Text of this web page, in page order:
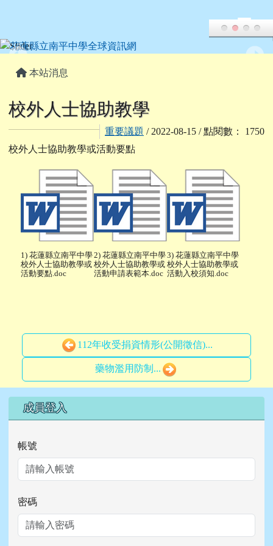
本站消息
校外人士協助教學
重要議題 / 2022-08-15 / 點閱數： 1750
校外人士協助教學或活動要點
1) 花蓮縣立南平中學
校外人士協助教學或
活動要點.doc
2) 花蓮縣立南平中學
校外人士協助教學或
活動申請表範本.doc
3) 花蓮縣立南平中學
校外人士協助教學或
活動入校須知.doc
112年收受捐資情形(公開徵信)...
藥物濫用防制...
右邊區域內容
成員登入
帳號
密碼